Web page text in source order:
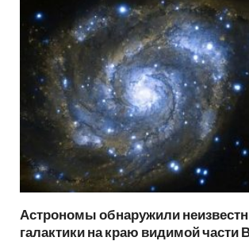
Астрономы обнаружили
галактики на краю видимой части